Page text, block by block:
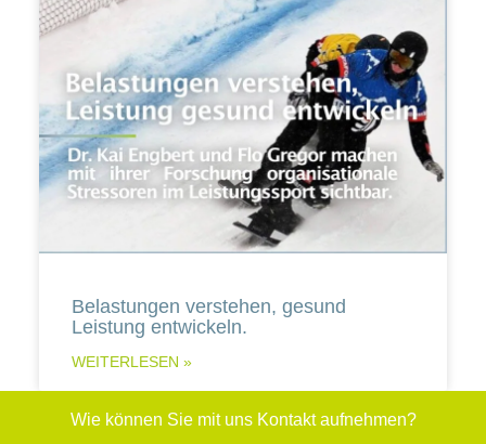
Belastungen verstehen, gesund
Leistung entwickeln.
WEITERLESEN »
Wie können Sie mit uns Kontakt aufnehmen?